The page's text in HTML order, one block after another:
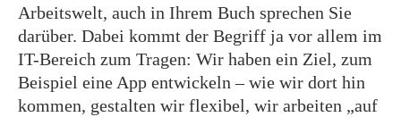
Arbeitswelt, auch in Ihrem Buch sprechen Sie
darüber. Dabei kommt der Begriff ja vor allem im
IT-Bereich zum Tragen: Wir haben ein Ziel, zum
Beispiel eine App entwickeln – wie wir dort hin
kommen, gestalten wir flexibel, wir arbeiten „auf